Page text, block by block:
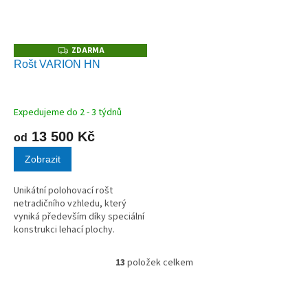
Z
D
A
ZDARMA
Rošt VARION HN
Expedujeme do 2 - 3 týdnů
od 13 500 Kč
Zobrazit
Unikátní polohovací rošt
netradičního vzhledu, který
vyniká především díky speciální
konstrukci lehací plochy.
O
13 položek celkem